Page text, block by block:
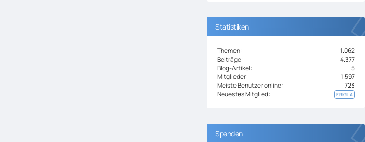
Statistiken
Themen
1.062
Beiträge
4.377
Blog-Artikel
5
Mitglieder
1.597
Meiste Benutzer online
723
Neuestes Mitglied
FRIGILA
Spenden